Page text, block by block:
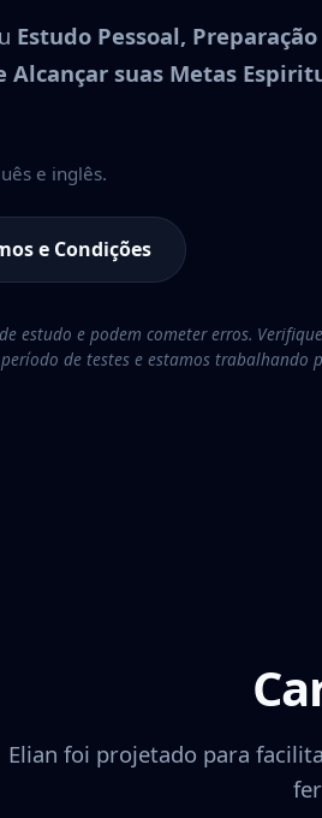
Estudo Pessoal, Preparação
suas Metas
e inglês.
e Condições
estudo e podem cometer erros.
de testes e estamos trabalhando
Elian foi projetado para